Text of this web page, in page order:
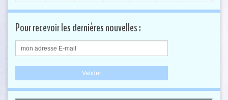
Pour recevoir les dernières nouvelles :